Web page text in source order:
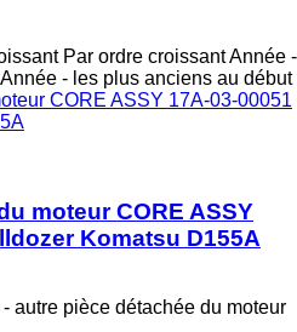
Par ordre croissantAnnée -
Année - les plus anciens au début
moteur CORE ASSY
Komatsu D155A
autre pièce détachée du moteur